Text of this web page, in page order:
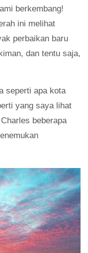
berkembang!
ini melihat
perbaikan baru
dan tentu saja,
seperti apa kota
yang saya lihat
beberapa